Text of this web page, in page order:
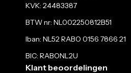
KVK: 24483387
BTW nr: NL002250812B51
Iban: NL52 RABO 0156 7866 21
BIC: RABONL2U
Klant beoordelingen